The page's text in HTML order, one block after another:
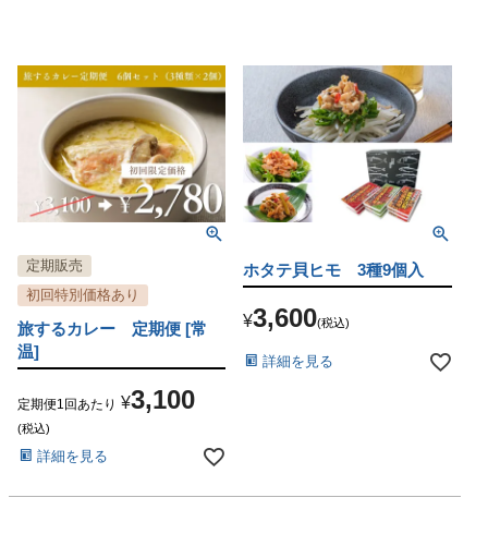
定期販売
初回特別価格あり
旅するカレー 定期便 [常
温]
定期便1回あたり ¥3,100
税込
詳細を見る
ホタテ貝ヒモ 3種9個入
¥3,600 税込
詳細を見る